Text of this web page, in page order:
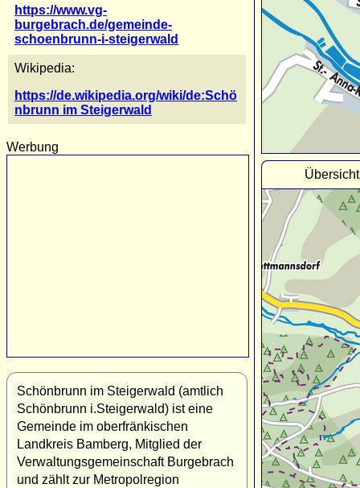
https://www.vg-
burgebrach.de/gemeinde-
schoenbrunn-i-steigerwald
Wikipedia:
https://de.wikipedia.org/wiki/de:Schö
nbrunn im Steigerwald
Werbung
Schönbrunn im Steigerwald (amtlich
Schönbrunn i.Steigerwald) ist eine
Gemeinde im oberfränkischen
Landkreis Bamberg, Mitglied der
Verwaltungsgemeinschaft Burgebrach
und zählt zur Metropolregion